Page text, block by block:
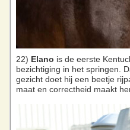
22) Elano is de eerste
bezichtiging in het springen.
gezicht doet hij een beetje
maat en correctheid maakt